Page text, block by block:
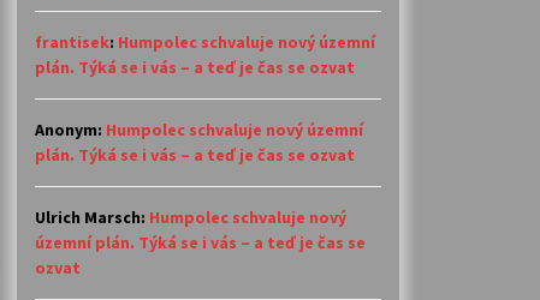
frantisek: Humpolec schvaluje nový územní
plán. Týká se i vás – a teď je čas se ozvat
Anonym: Humpolec schvaluje nový územní
plán. Týká se i vás – a teď je čas se ozvat
Ulrich Marsch: Humpolec schvaluje nový
územní plán. Týká se i vás – a teď je čas se
ozvat